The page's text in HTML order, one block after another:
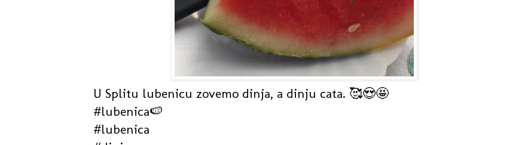
U Splitu lubenicu zovemo dinja, a dinju cata. 🥰😍🤩
#lubenica🍉
#lubenica